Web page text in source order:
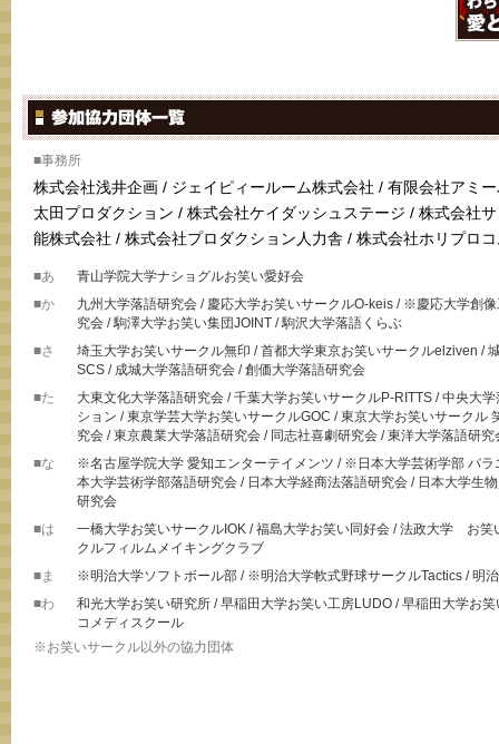
■事務所
株式会社浅井企画 / ジェイピィールーム株式会社 / 有限会社アミ
太田プロダクション / 株式会社ケイダッシュステージ / 株式会社
能株式会社 / 株式会社プロダクション人力舎 / 株式会社ホリプロ
■あ
青山学院大学ナショグルお笑い愛好会
■か
九州大学落語研究会 / 慶応大学お笑いサークルO-keis / ※慶応大学創
究会 / 駒澤大学お笑い集団JOINT / 駒沢大学落語くらぶ
■さ
埼玉大学お笑いサークル無印 / 首都大学東京お笑いサークルelziven /
SCS / 成城大学落語研究会 / 創価大学落語研究会
■た
大東文化大学落語研究会 / 千葉大学お笑いサークルP-RITTS / 中央大
ション / 東京学芸大学お笑いサークルGOC / 東京大学お笑いサーク
究会 / 東京農業大学落語研究会 / 同志社喜劇研究会 / 東洋大学落語研究
■な
※名古屋学院大学 愛知エンターテイメンツ / ※日本大学芸術学部 バ
本大学芸術学部落語研究会 / 日本大学経商法落語研究会 / 日本大学生
研究会
■は
一橋大学お笑いサークルIOK / 福島大学お笑い同好会 / 法政大学 お
クルフィルムメイキングクラブ
■ま
※明治大学ソフトボール部 / ※明治大学軟式野球サークルTactics / 明
■わ
和光大学お笑い研究所 / 早稲田大学お笑い工房LUDO / 早稲田大学お
コメディスクール
※お笑いサークル以外の協力団体